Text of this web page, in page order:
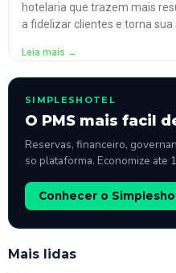
hotelaria que trazem mais
a fidelizar clientes e torna
Leia mais →
SIMPLESHOTEL
O PMS mais facil
Reservas, financeiro,
so plataforma. Economize ate
Conhecer o
Mais lidas